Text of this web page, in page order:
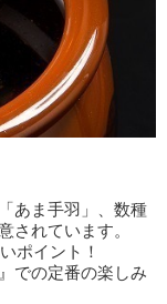
あま手羽」、数種
されています。
ポイント！
での定番の楽しみ